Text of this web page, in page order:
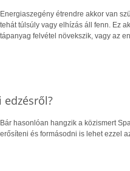
Energiaszegény étrendre akkor van
tehát túlsúly vagy elhízás áll fenn. Ez
tápanyag felvétel növekszik, vagy az
Bár hasonlóan hangzik a közismert
erősíteni és formásodni is lehet ezzel